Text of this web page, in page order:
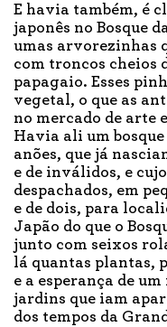
E havia também, é
japonês no Bosque
umas arvorezinhas
com troncos cheios
papagaio. Esses
vegetal, o que as
no mercado de arte
Havia ali um
anões, que já
e de inválidos, e
despachados, em
e de dois, para
Japão do que o
junto com seixos
lá quantas plantas,
e a esperança de
jardins que iam
dos tempos da